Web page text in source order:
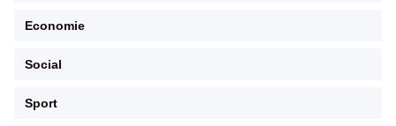
Economie
Social
Sport